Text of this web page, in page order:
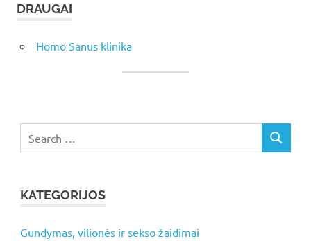
DRAUGAI
Homo Sanus klinika
for:
SEARCH
KATEGORIJOS
Gundymas, vilionės ir sekso žaidimai